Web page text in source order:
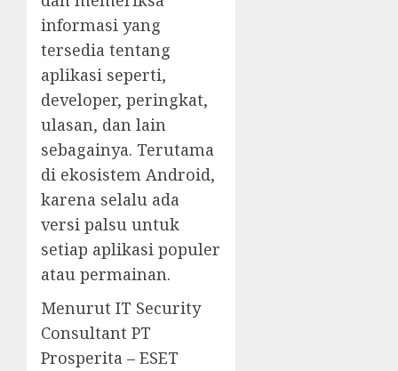
informasi yang
tersedia tentang
aplikasi seperti,
developer, peringkat,
ulasan, dan lain
sebagainya. Terutama
di ekosistem Android,
karena selalu ada
versi palsu untuk
setiap aplikasi populer
atau permainan.
Menurut IT Security
Consultant PT
Prosperita – ESET